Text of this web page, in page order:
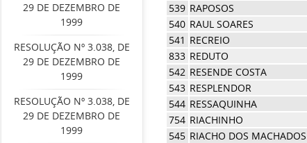
29 DE DEZEMBRO DE
1999
RESOLUÇÃO Nº 3.038, DE
29 DE DEZEMBRO DE
1999
RESOLUÇÃO Nº 3.038, DE
29 DE DEZEMBRO DE
1999
539 RAPOSOS
540 RAUL SOARES
541 RECREIO
833 REDUTO
542 RESENDE COSTA
543 RESPLENDOR
544 RESSAQUINHA
754 RIACHINHO
545 RIACHO DOS MACHADOS